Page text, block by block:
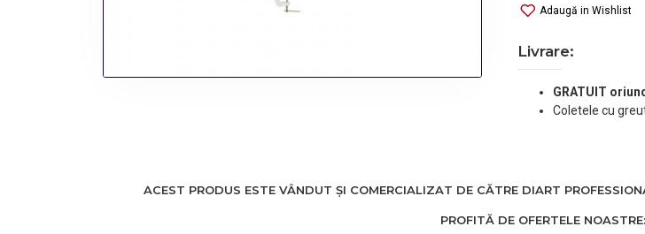
Adaugă in Wishlist
Livrare:
GRATUIT
Coletele cu
ACEST PRODUS ESTE VÂNDUT ȘI COMERCIALIZAT DE CĂTRE DIART
PROFITĂ DE OFERTELE